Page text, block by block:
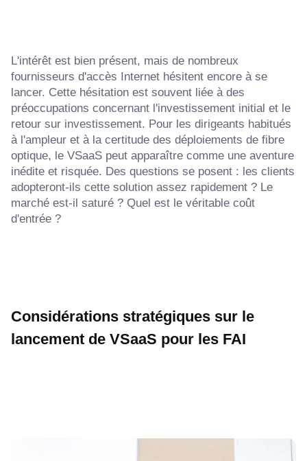
L'intérêt est bien présent, mais de nombreux
fournisseurs d'accès Internet hésitent encore à se
lancer. Cette hésitation est souvent liée à des
préoccupations concernant l'investissement initial et le
retour sur investissement. Pour les dirigeants habitués
à l'ampleur et à la certitude des déploiements de fibre
optique, le VSaaS peut apparaître comme une aventure
inédite et risquée. Des questions se posent : les clients
adopteront-ils cette solution assez rapidement ? Le
marché est-il saturé ? Quel est le véritable coût
d'entrée ?
Considérations stratégiques sur le
lancement de VSaaS pour les FAI